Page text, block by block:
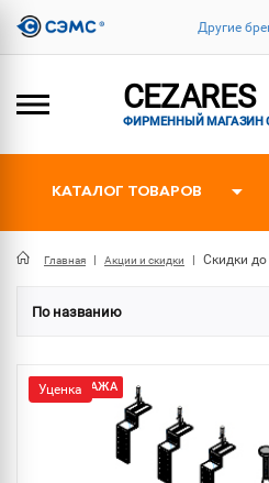
Другие
CEZARES
ФИРМЕННЫЙ МАГАЗИН
КАТАЛОГ ТОВАРОВ
Главная Акции и скидки Скидки до
По названию
Уценка
РАСПРОДАЖА